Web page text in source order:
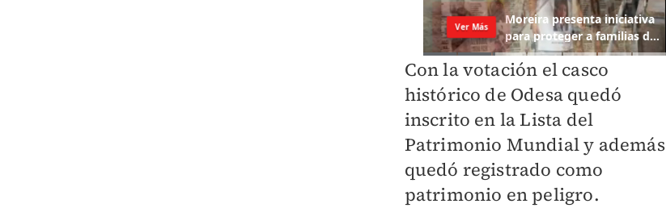
Con la votación el casco
histórico de Odesa quedó
inscrito en la Lista del
Patrimonio Mundial y además
quedó registrado como
patrimonio en peligro.